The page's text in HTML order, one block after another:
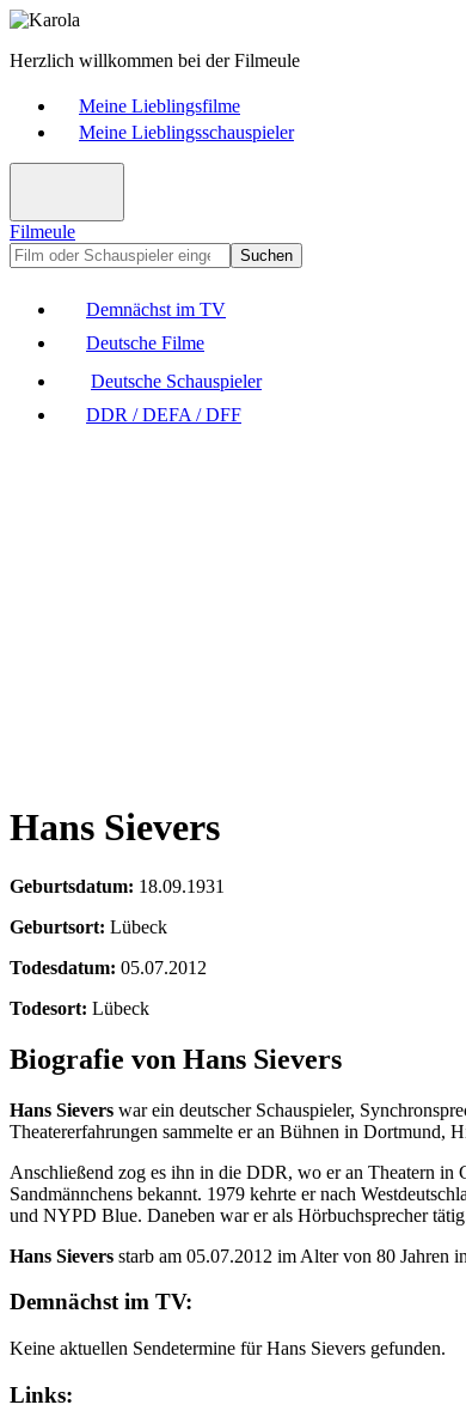
Herzlich willkommen bei der Filmeule
Meine Lieblingsfilme
Meine Lieblingsschauspieler
Filmeule
Suchen
Demnächst im TV
Deutsche Filme
Deutsche Schauspieler
DDR / DEFA / DFF
Hans Sievers
Geburtsdatum: 18.09.1931
Geburtsort: Lübeck
Todesdatum: 05.07.2012
Todesort: Lübeck
Biografie von Hans Sievers
Hans Sievers war ein deutscher Schauspieler,
Theatererfahrungen sammelte er an Bühnen in Dortmund,
Anschließend zog es ihn in die DDR, wo er an Theatern
Sandmännchens bekannt. 1979 kehrte er nach
und NYPD Blue. Daneben war er als Hörbuchsprecher
Hans Sievers starb am 05.07.2012 im Alter von 80 Jahren
Demnächst im TV:
Keine aktuellen Sendetermine für Hans Sievers gefunden.
Links: